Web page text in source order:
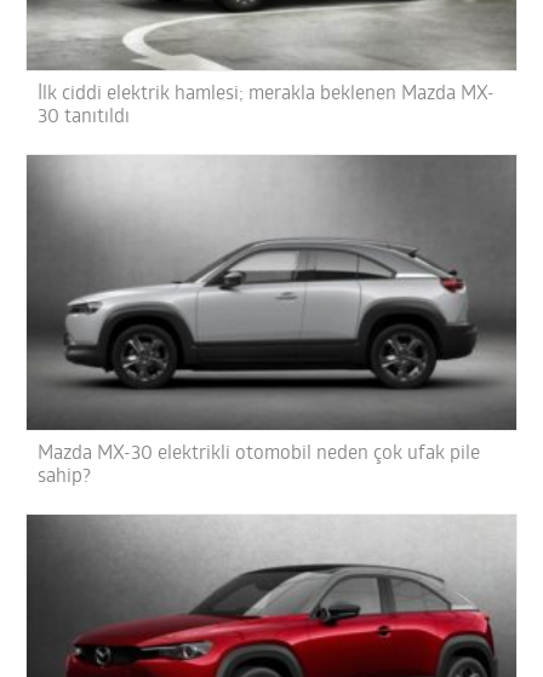
İlk ciddi elektrik hamlesi; merakla beklenen Mazda MX-
30 tanıtıldı
Mazda MX-30 elektrikli otomobil neden çok ufak pile
sahip?